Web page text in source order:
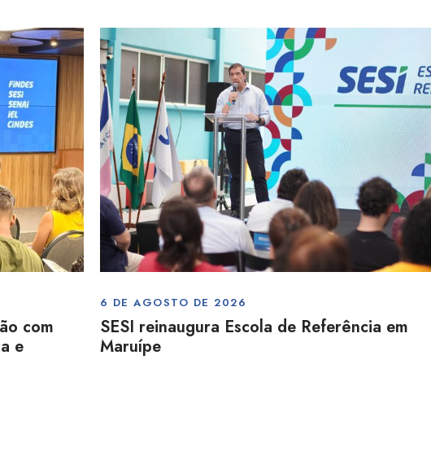
com
e
6 DE AGOSTO DE 2026
SESI reinaugura Escola de Referência em
Maruípe